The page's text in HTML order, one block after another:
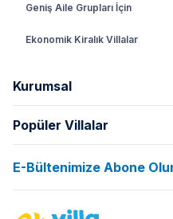
Geniş Aile Grupları İçin
Ekonomik Kiralık Villalar
Kurumsal
Hakkımızda
İptal Şartları
Kurumsal
Popüler Villalar
VİLLA SALKIM
E-Bültenimize Abone